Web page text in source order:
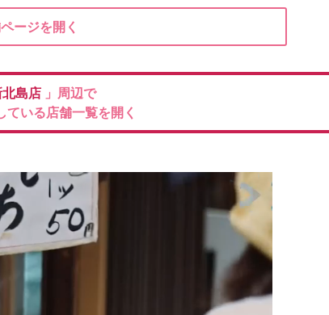
ージを開く
島店 」周辺で
ている店舗一覧を開く